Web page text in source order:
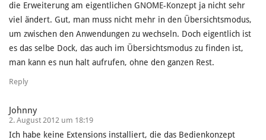
die Erweiterung am eigentlichen GNOME-Konzept ja nicht sehr
viel ändert. Gut, man muss nicht mehr in den Übersichtsmodus,
um zwischen den Anwendungen zu wechseln. Doch eigentlich ist
es das selbe Dock, das auch im Übersichtsmodus zu finden ist,
man kann es nun halt aufrufen, ohne den ganzen Rest.
Reply
Johnny
2. August 2012 um 18:19
Ich habe keine Extensions installiert, die das Bedienkonzept